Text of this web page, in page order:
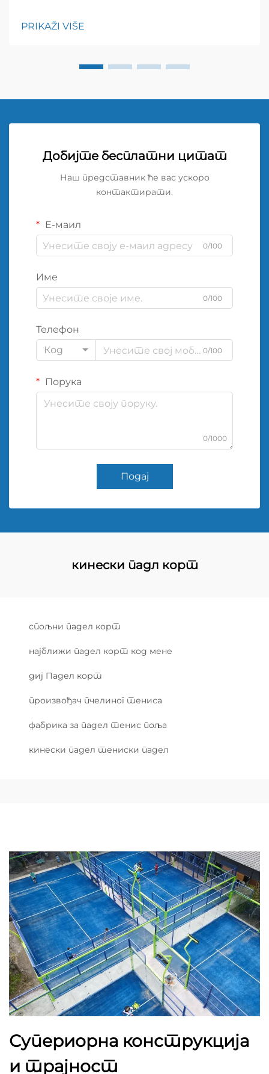
горњи маргинар: 26px; доњи маргинар: 18px;
величина шрифта: 20px!
PRIKAŽI VIŠE
Добијте бесплатни цитат
Наш представник ће вас ускоро
контактирати.
Е-маил
0/100
Име
0/100
Телефон
Код
0/100
Порука
0/1000
Подај
кинески падл корт
спољни падел корт
најближи падел корт код мене
диј Падел корт
произвођач пчелиног тениса
фабрика за падел тенис поља
кинески падел тениски падел
Супериорна конструкција
и трајност